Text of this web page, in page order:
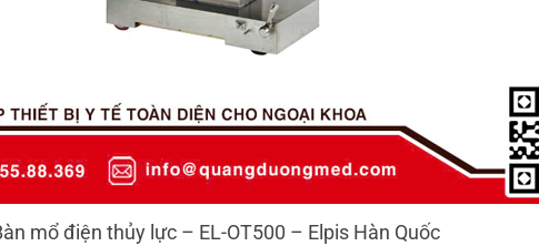
mổ điện thủy lực – EL-OT500 – Elpis Hàn Quốc